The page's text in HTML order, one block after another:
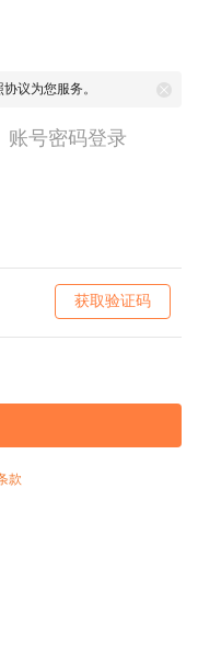
议为您服务。
账号密码登录
获取验证码
款